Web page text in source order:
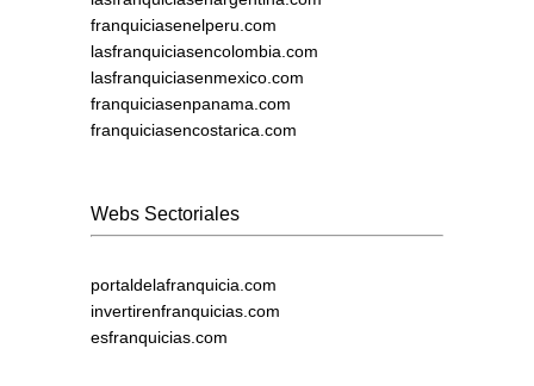
franquiciasenelperu.com
lasfranquiciasencolombia.com
lasfranquiciasenmexico.com
franquiciasenpanama.com
franquiciasencostarica.com
Webs Sectoriales
portaldelafranquicia.com
invertirenfranquicias.com
esfranquicias.com